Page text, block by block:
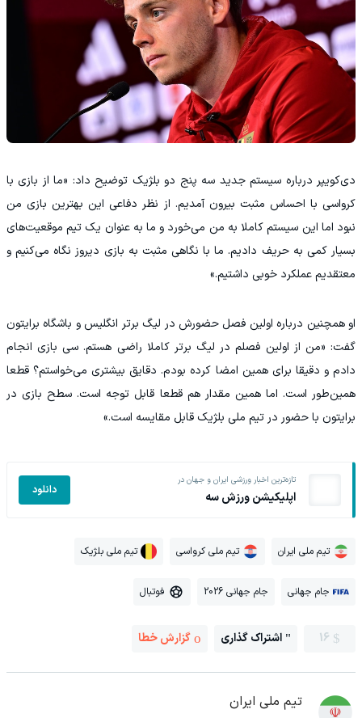
‫دی‌کویپر درباره سیستم جدید سه پنج دو بلژیک توضیح داد: «ما از بازی با
کرواسی با احساس مثبت بیرون آمدیم. از نظر دفاعی این بهترین بازی من
نبود اما این سیستم کاملا به من می‌خورد و ما به عنوان یک تیم موقعیت‌های
بسیار کمی به حریف دادیم. ما با نگاهی مثبت به بازی دیروز نگاه می‌کنیم و
معتقدیم عملکرد خوبی داشتیم.»
‫او همچنین درباره اولین فصل حضورش در لیگ برتر انگلیس و باشگاه برایتون
گفت: «من از اولین فصلم در لیگ برتر کاملا راضی هستم. سی بازی انجام
دادم و دقیقا برای همین امضا کرده بودم. دقایق بیشتری می‌خواستم؟ قطعا
همین‌طور است. اما همین مقدار هم قطعا قابل توجه است. سطح بازی در
برایتون با حضور در تیم ملی بلژیک قابل مقایسه است.»
تازه‌ترین اخبار ورزشی ایران و جهان در
اپلیکیشن ورزش سه دانلود
تیم ملی ایران تیم ملی کرواسی تیم ملی بلژیک
جام جهانی جام جهانی 2026 فوتبال
16 اشتراک گذاری گزارش خطا
تیم ملی ایران